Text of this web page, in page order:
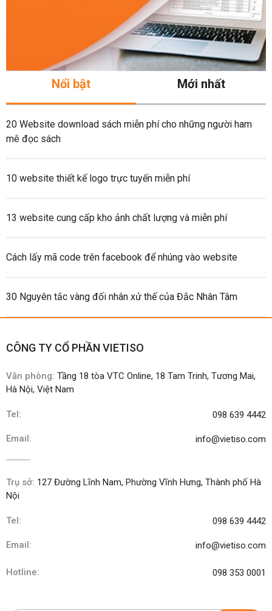
Nổi bật Mới nhất
20 Website download sách miễn phí cho những người ham
mê đọc sách
10 website thiết kế logo trực tuyến miễn phí
13 website cung cấp kho ảnh chất lượng và miễn phí
Cách lấy mã code trên facebook để nhúng vào website
30 Nguyên tắc vàng đối nhân xử thế của Đắc Nhân Tâm
CÔNG TY CỔ PHẦN VIETISO
Văn phòng: Tầng 18 tòa VTC Online, 18 Tam Trinh, Tương Mai,
Hà Nội, Việt Nam
Tel: 098 639 4442
Email: info@vietiso.com
Trụ sở: 127 Đường Lĩnh Nam, Phường Vĩnh Hưng, Thành phố Hà
Nội
Tel: 098 639 4442
Email: info@vietiso.com
Hotline: 098 353 0001